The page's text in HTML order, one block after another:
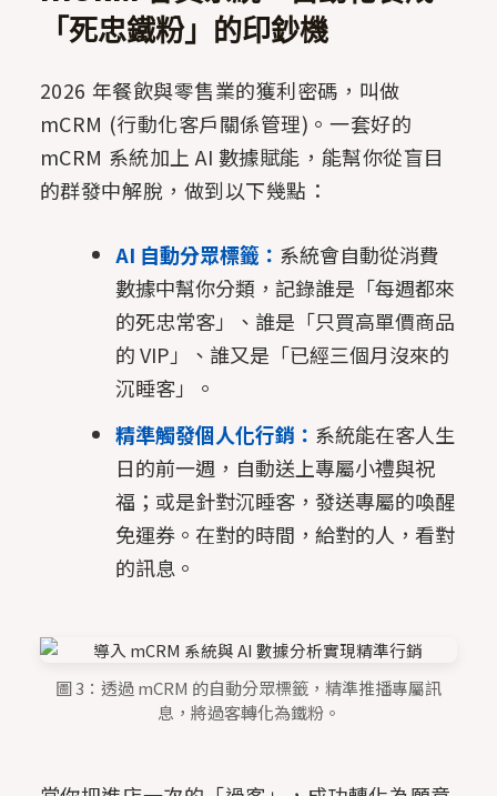
「死忠鐵粉」的印鈔機
2026 年餐飲與零售業的獲利密碼，叫做
mCRM (行動化客戶關係管理)。一套好的
mCRM 系統加上 AI 數據賦能，能幫你從盲目
的群發中解脫，做到以下幾點：
AI 自動分眾標籤： 系統會自動從消費
數據中幫你分類，記錄誰是「每週都來
的死忠常客」、誰是「只買高單價商品
的 VIP」、誰又是「已經三個月沒來的
沉睡客」。
精準觸發個人化行銷： 系統能在客人生
日的前一週，自動送上專屬小禮與祝
福；或是針對沉睡客，發送專屬的喚醒
免運券。在對的時間，給對的人，看對
的訊息。
圖 3：透過 mCRM 的自動分眾標籤，精準推播專屬訊
息，將過客轉化為鐵粉。